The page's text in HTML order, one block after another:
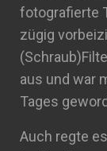
fotografierte
zügig
aus und war
Tages
Auch regte